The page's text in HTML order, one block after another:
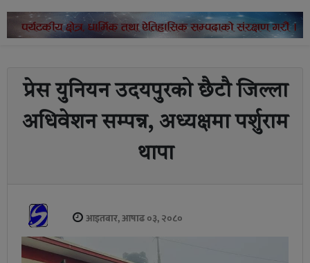
प्रेस युनियन उदयपुरको छैटौ जिल्ला
अधिवेशन सम्पन्न, अध्यक्षमा पर्शुराम
थापा
आइतबार, आषाढ ०३, २०८०